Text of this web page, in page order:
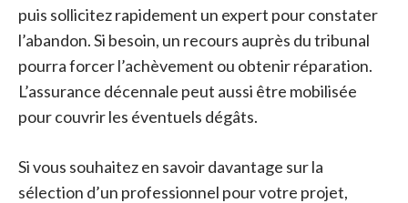
puis sollicitez rapidement un expert pour constater
l’abandon. Si besoin, un recours auprès du tribunal
pourra forcer l’achèvement ou obtenir réparation.
L’assurance décennale peut aussi être mobilisée
pour couvrir les éventuels dégâts.
Si vous souhaitez en savoir davantage sur la
sélection d’un professionnel pour votre projet,